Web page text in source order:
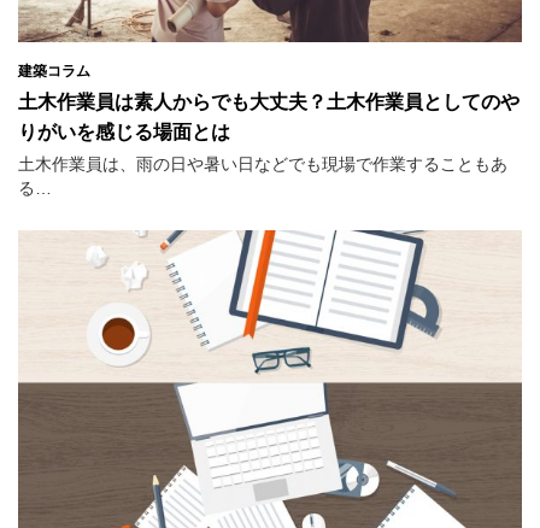
建築コラム
土木作業員は素人からでも大丈夫？土木作業員としてのや
りがいを感じる場面とは
土木作業員は、雨の日や暑い日などでも現場で作業することもあ
る…